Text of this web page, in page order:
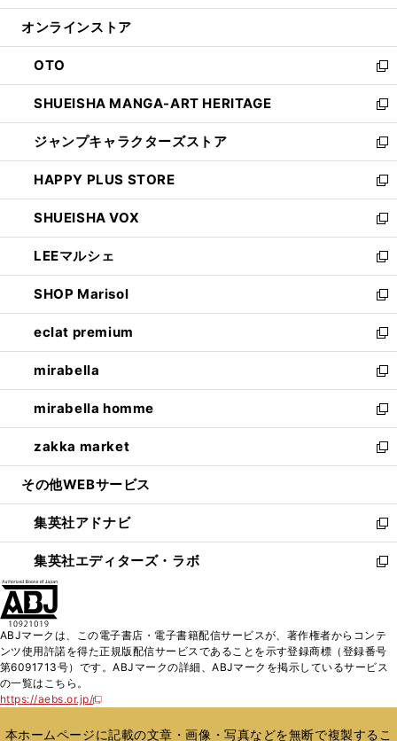
開
ン
ウ
で
開
く
ウ
ン
ド
ウ
で
開
く
オンラインストア
OTO
新
し
い
ウ
ィ
ン
ド
ウ
で
開
く
SHUEISHA MANGA-ART HERITAGE
新
し
い
ウ
ィ
ン
ド
ウ
で
開
く
ジャンプキャラクターズストア
新
し
い
ウ
ィ
ン
ド
ウ
で
開
く
HAPPY PLUS STORE
新
し
い
ウ
ィ
ン
ド
ウ
で
開
く
SHUEISHA VOX
新
し
い
ウ
ィ
ン
ド
ウ
で
開
く
LEEマルシェ
新
し
い
ウ
ィ
ン
ド
ウ
で
開
く
SHOP Marisol
新
し
い
ウ
ィ
ン
ド
ウ
で
開
eclat premium
新
し
い
ウ
ィ
ン
ド
ウ
開
く
mirabella
新
し
い
ウ
ィ
ン
ウ
で
開
く
mirabella homme
新
し
い
ウ
ン
ド
ウ
で
zakka market
新
し
ウ
ィ
ン
ド
く
その他WEBサービス
集英社アドナビ
新
し
い
ド
ウ
で
集英社エディターズ・ラボ
新
ィ
ン
ド
開
ABJマークは、この電子書店・電子書籍配信サービスが、著作権者からコンテ
ンツ使用許諾を得た正規版配信サービスであることを示す登録商標（登録番号
第6091713号）です。ABJマークの詳細、ABJマークを掲示しているサービス
の一覧はこちら。
https://aebs.or.jp/
新
い
本ホームページに記載の文章・画像・写真などを無断で複製するこ